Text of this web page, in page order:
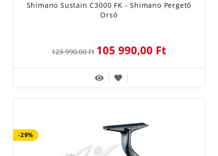
Shimano Sustain C3000 FK - Shimano Pergető
Orsó
123 990,00 Ft 105 990,00 Ft
-29%